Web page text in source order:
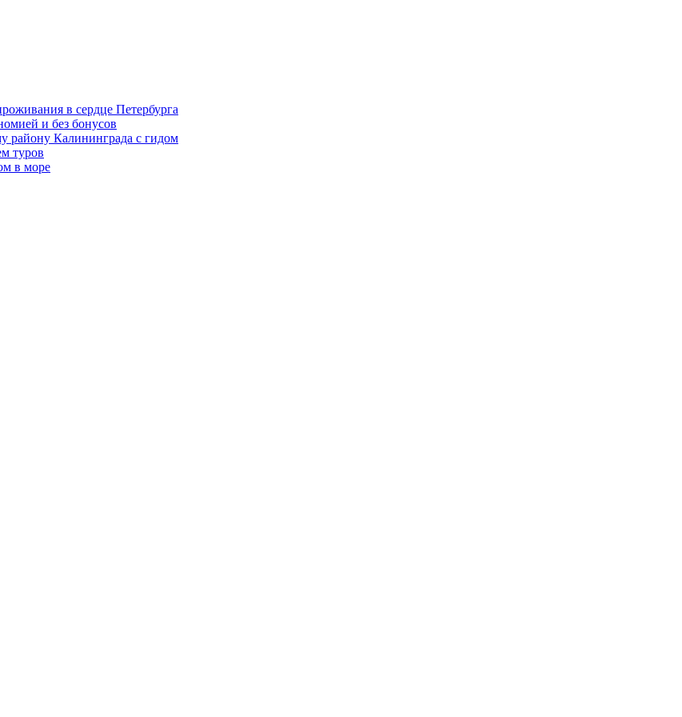
в сердце Петербурга
и без бонусов
району Калининграда с гидом
туров
в море